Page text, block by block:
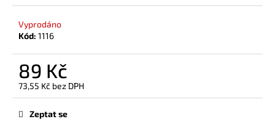
Vyprodáno
Kód: 1116
89 Kč
73,55 Kč bez DPH
Měrná
Zeptat se
o
p
o